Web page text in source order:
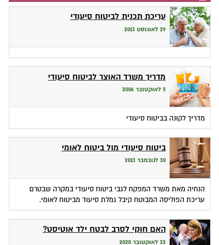
עריכת תכנית לביטוח סיעודי
29 לאוגוסט 2013
מדריך משרד האוצר לביטוח סיעודי
5 לאוקטובר 2006
מדריך לקונה בביטוח סיעודי
ביטוח סיעודי מול ביטוח לאומי
30 לנובמבר 2013
הנחיה מאת משרד המפקח לגבי ביטוח סיעודי במקרה שבטרם
עריכת הפוליסה המבוטח קיבל גמלת סיעוד מביטוח לאומי.
האם חוקי לסרב לבטח ילד אוטיסט?
22 לאוקטובר 2020